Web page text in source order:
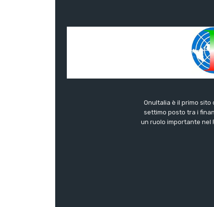
OnuItalia è il primo
settimo posto tra i
un ruolo importante nel